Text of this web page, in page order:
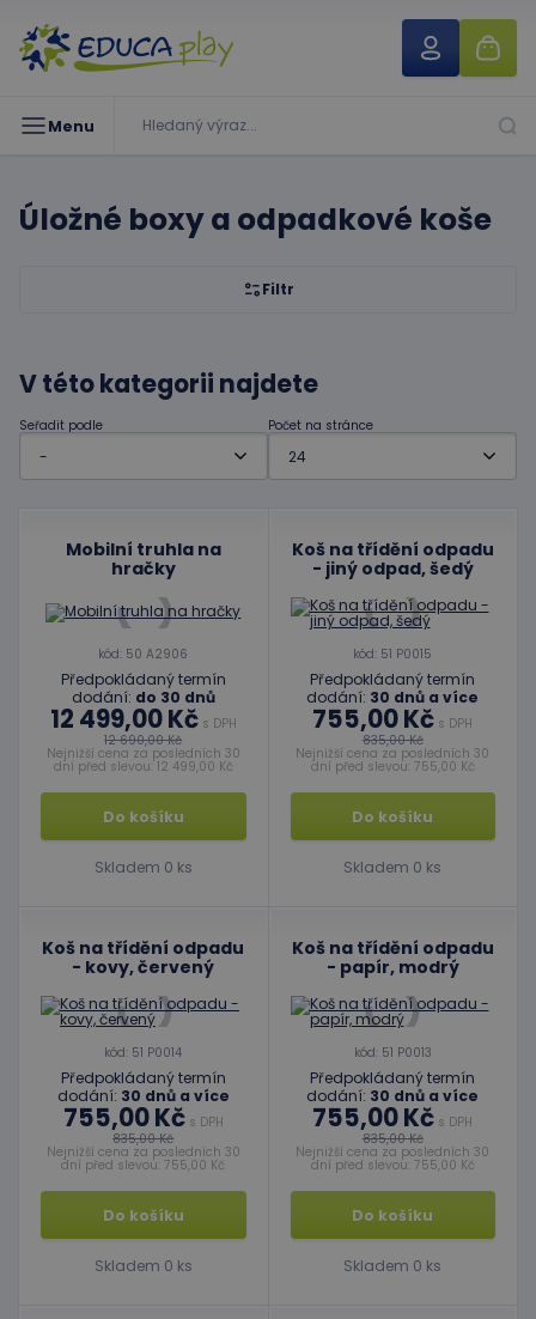
Menu
Úložné boxy a odpadkové koše
Filtr
V této kategorii najdete
Seřadit podle Počet na stránce
Mobilní truhla na
hračky
kód: 50 A2906
Předpokládaný termín
dodání: do 30 dnů
12 499,00 Kčs DPH
12 690,00 Kč
Nejnižší cena za posledních 30
dní před slevou: 12 499,00 Kč
Do košíku
Skladem 0 ks
Koš na třídění odpadu
- jiný odpad, šedý
kód: 51 P0015
Předpokládaný termín
dodání: 30 dnů a více
755,00 Kč s DPH
835,00 Kč
Nejnižší cena za posledních 30
dní před slevou: 755,00 Kč
Do košíku
Skladem 0 ks
Koš na třídění odpadu
- kovy, červený
kód: 51 P0014
Předpokládaný termín
dodání: 30 dnů a více
755,00 Kčs DPH
835,00 Kč
Nejnižší cena za posledních 30
dní před slevou: 755,00 Kč
Do košíku
Skladem 0 ks
Koš na třídění odpadu
- papír, modrý
kód: 51 P0013
Předpokládaný termín
dodání: 30 dnů a více
755,00 Kč s DPH
835,00 Kč
Nejnižší cena za posledních 30
dní před slevou: 755,00 Kč
Do košíku
Skladem 0 ks